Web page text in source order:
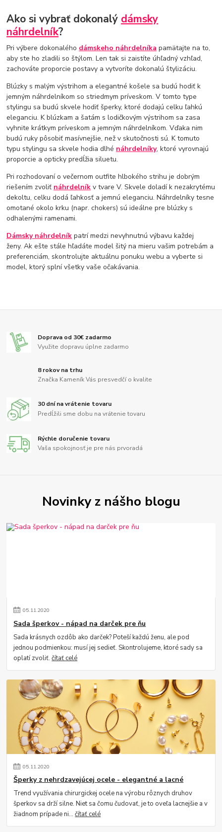
Ako si vybrať dokonalý dámsky
náhrdelník?
Pri výbere dokonalého dámskeho náhrdelníka pamätajte na to,
aby ste ho zladili so štýlom. Len tak si zaistíte úhľadný vzhľad,
zachováte proporcie postavy a vytvoríte dokonalú štylizáciu.
Blúzky s malým výstrihom a elegantné košele sa budú hodiť k
jemným náhrdelníkom so striedmym príveskom. V tomto type
stylingu sa budú skvele hodiť šperky, ktoré dodajú celku ľahkú
eleganciu. K blúzkam a šatám s lodičkovým výstrihom sa zasa
vyhnite krátkym príveskom a jemným náhrdelníkom. Vďaka nim
budú ruky pôsobiť masívnejšie, než v skutočnosti sú. K tomuto
typu stylingu sa skvele hodia dlhé náhrdelníky, ktoré vyrovnajú
proporcie a opticky predĺžia siluetu.
Pri rozhodovaní o večernom outfite hlbokého strihu je dobrým
riešením zvoliť náhrdelník v tvare V. Skvele doladí k nezakrytému
dekoltu, celku dodá ľahkosť a jemnú eleganciu. Náhrdelníky tesne
omotané okolo krku (napr. chokers) sú ideálne pre blúzky s
odhalenými ramenami.
Dámsky náhrdelník patrí medzi nevyhnutnú výbavu každej
ženy. Ak ešte stále hľadáte model šitý na mieru vašim potrebám a
preferenciám, skontrolujte aktuálnu ponuku webu a vyberte si
model, ktorý splní všetky vaše očakávania.
Doprava od 30€ zadarmo
Využite dopravu úplne zadarmo
8 rokov na trhu
Značka Kameník Vás presvedčí o kvalite
30 dní na vrátenie tovaru
Predĺžili sme dobu na vrátenie tovaru
Rýchle doručenie tovaru
Vaša spokojnosť je pre nás prvoradá
Novinky z nášho blogu
05.11.2020
Sada šperkov - nápad na darček pre ňu
Sada krásnych ozdôb ako darček? Poteší každú ženu, ale pod
jednou podmienkou: musí jej sedieť. Skontrolujeme, ktoré sady sa
oplatí zvoliť.čítať celé
05.11.2020
Šperky z nehrdzavejúcej ocele - elegantné a lacné
Trend využívania chirurgickej ocele na výrobu rôznych druhov
šperkov sa drží silne. Niet sa čomu čudovať, je to oveľa lacnejšie a v
žiadnom prípade ni...čítať celé